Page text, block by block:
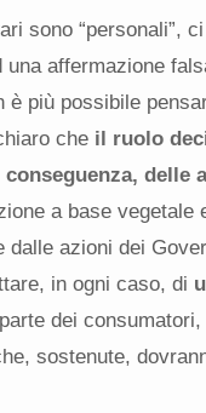
sono “personali”,
affermazione
è più possibile
cheil ruolo
delle
a base vegetale
azioni dei
in ogni caso, di
dei
sostenute,